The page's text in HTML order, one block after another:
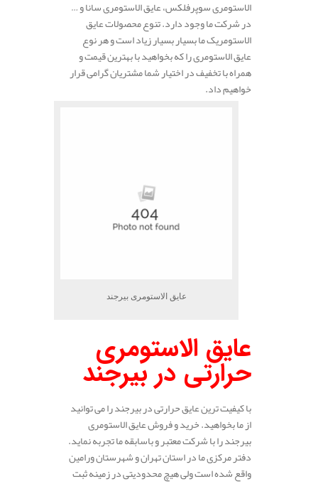
الاستومری سوپرفلکس، عایق الاستومری سانا و …
در شرکت ما وجود دارد. تنوع محصولات عایق
الاستومریک ما بسیار بسیار زیاد است و هر نوع
عایق الاستومری را که بخواهید با بهترین قیمت و
همراه با تخفیف در اختیار شما مشتریان گرامی قرار
خواهیم داد.
عایق الاستومری بیرجند
عایق الاستومری
حرارتی در بیرجند
با کیفیت ترین عایق حرارتی در بیرجند را می توانید
از ما بخواهید. خرید و فروش عایق الاستومری
بیرجند را با شرکت معتبر و باسابقه ما تجربه نماید.
دفتر مرکزی ما در استان تهران و شهرستان ورامین
واقع شده است ولی هیچ محدودیتی در زمینه ثبت